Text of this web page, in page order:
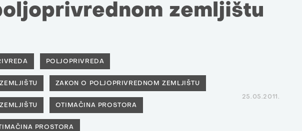
zemljištu
POLJOPRIVREDA
ZAKON O POLJOPRIVREDNOM ZEMLJIŠTU
OTIMAČINA PROSTORA
PROSTORA
25.05.2011.